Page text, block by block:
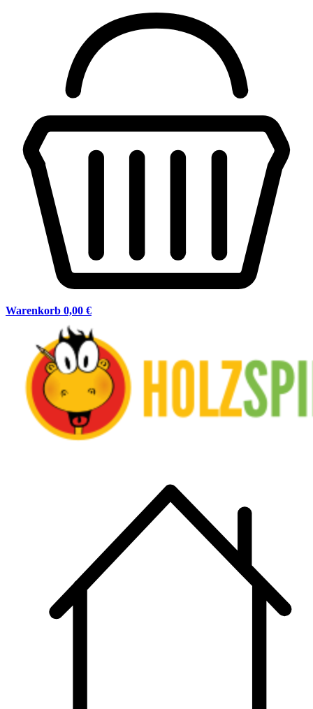
Warenkorb 0,00 €